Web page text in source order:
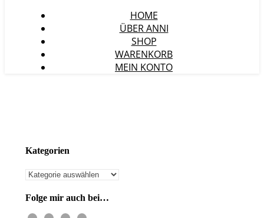
HOME
ÜBER ANNI
SHOP
WARENKORB
MEIN KONTO
Kategorien
Kategorien
Folge mir auch bei…